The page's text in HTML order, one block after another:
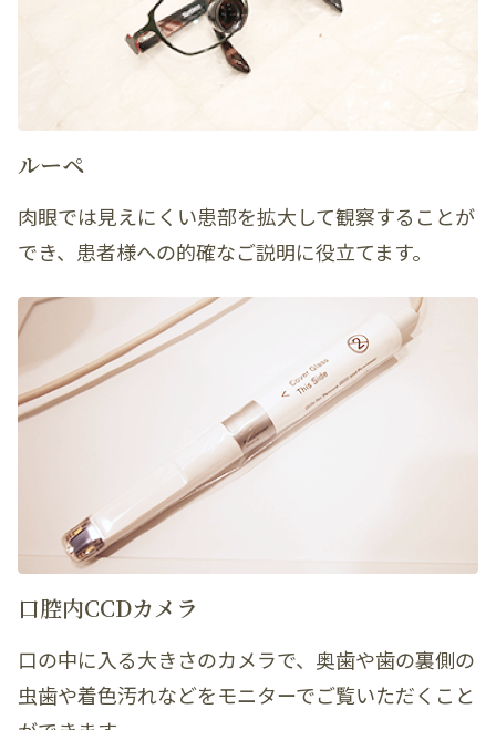
ルーペ
肉眼では見えにくい患部を拡大して観察することが
でき、患者様への的確なご説明に役立てます。
口腔内CCDカメラ
口の中に入る大きさのカメラで、奥歯や歯の裏側の
虫歯や着色汚れなどをモニターでご覧いただくこと